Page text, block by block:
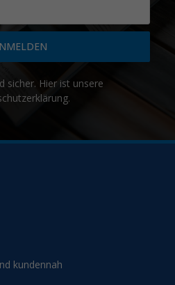
sicher. Hier ist unsere
.
kundennah